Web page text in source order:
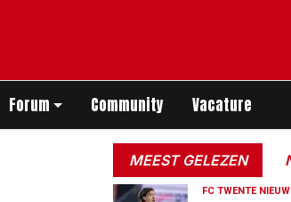
Forum Community Vacature
MEEST GELEZEN
FC TWENTE